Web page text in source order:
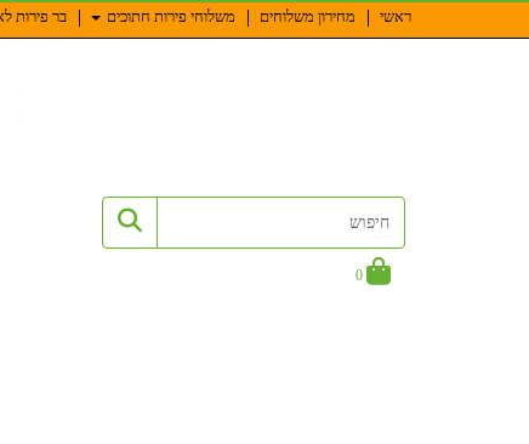
ראשי מחירון משלוחים משלוחי פירות חתוכים בר פירות
0